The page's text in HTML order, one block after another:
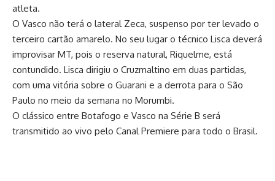
atleta.
O Vasco não terá o lateral Zeca, suspenso por ter levado o
terceiro cartão amarelo. No seu lugar o técnico Lisca deverá
improvisar MT, pois o reserva natural, Riquelme, está
contundido. Lisca dirigiu o Cruzmaltino em duas partidas,
com uma vitória sobre o Guarani e a derrota para o São
Paulo no meio da semana no Morumbi.
O clássico entre Botafogo e Vasco na Série B será
transmitido ao vivo pelo Canal Premiere para todo o Brasil.